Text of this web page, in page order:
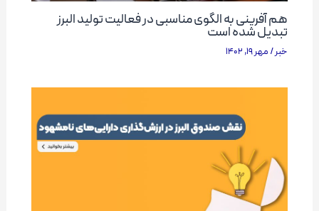
هم آفرینی به الگوی مناسبی در فعالیت تولید البرز
تبدیل شده است
خبر/ مهر 19, 1402